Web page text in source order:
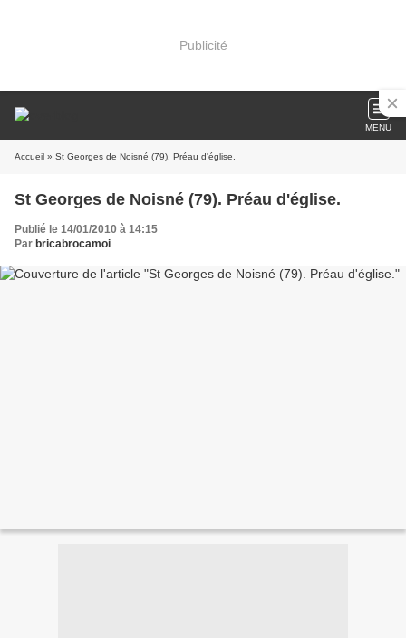
Publicité
MENU
Accueil » St Georges de Noisné (79). Préau d'église.
St Georges de Noisné (79). Préau d'église.
Publié le 14/01/2010 à 14:15
Par bricabrocamoi